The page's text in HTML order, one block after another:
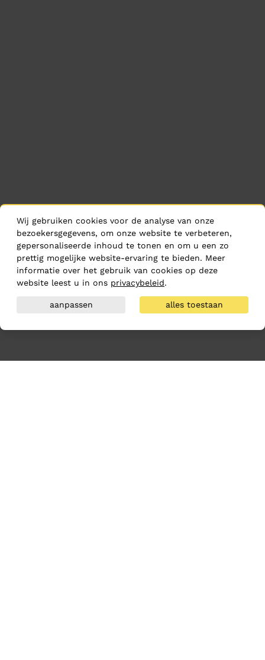
Wij gebruiken cookies voor de analyse van onze
bezoekersgegevens, om onze website te verbeteren,
gepersonaliseerde inhoud te tonen en om u een zo
prettig mogelijke website-ervaring te bieden. Meer
informatie over het gebruik van cookies op deze
website leest u in ons privacybeleid.
aanpassen alles toestaan